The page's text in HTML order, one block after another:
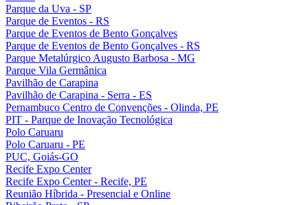
Parque da Uva - SP
Parque de Eventos - RS
Parque de Eventos de Bento Gonçalves
Parque de Eventos de Bento Gonçalves - RS
Parque Metalúrgico Augusto Barbosa - MG
Parque Vila Germânica
Pavilhão de Carapina
Pavilhão de Carapina - Serra - ES
Pernambuco Centro de Convenções - Olinda, PE
PIT - Parque de Inovação Tecnológica
Polo Caruaru
Polo Caruaru - PE
PUC, Goiás-GO
Recife Expo Center
Recife Expo Center - Recife, PE
Reunião Híbrida - Presencial e Online